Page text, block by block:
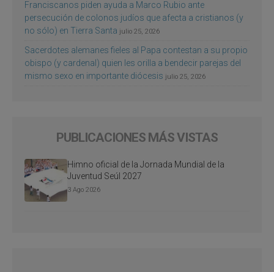
Franciscanos piden ayuda a Marco Rubio ante
persecución de colonos judíos que afecta a cristianos (y
no sólo) en Tierra Santa julio 25, 2026
Sacerdotes alemanes fieles al Papa contestan a su propio
obispo (y cardenal) quien les orilla a bendecir parejas del
mismo sexo en importante diócesis julio 25, 2026
PUBLICACIONES MÁS VISTAS
Himno oficial de la Jornada Mundial de la
Juventud Seúl 2027
3 Ago 2026